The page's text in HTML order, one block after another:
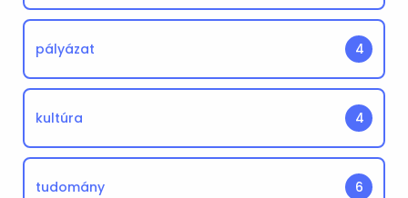
pályázat 4
kultúra 4
tudomány 6